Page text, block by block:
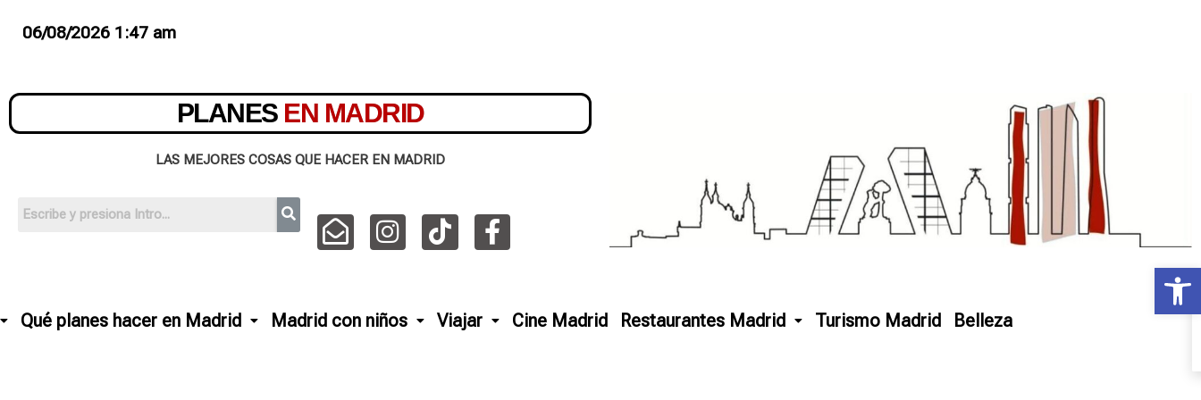
06/08/2026 1:47 am
PLANES EN MADRID
LAS MEJORES COSAS QUE HACER EN MADRID
Qué planes hacer en Madrid Madrid con niños Viajar Cine Madrid Restaurantes Madrid Turismo Madrid Belleza